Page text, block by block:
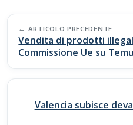
b
o
o
k
s
A
p
p
y
Li
n
k
Post
navigation
ARTICOLO PRECEDENTE
Vendita di prodotti
Commissione Ue su Temu
Valencia subisce